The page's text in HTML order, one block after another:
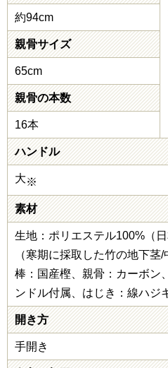
約94cm
親骨サイズ
65cm
親骨の本数
16本
ハンドル
大※
素材
生地：ポリエステル100%（
（寒期に採取した竹の地下茎
棒：国産樫、親骨：カーボン
ンドル付属、はじき：線ハジ
開き方
手開き